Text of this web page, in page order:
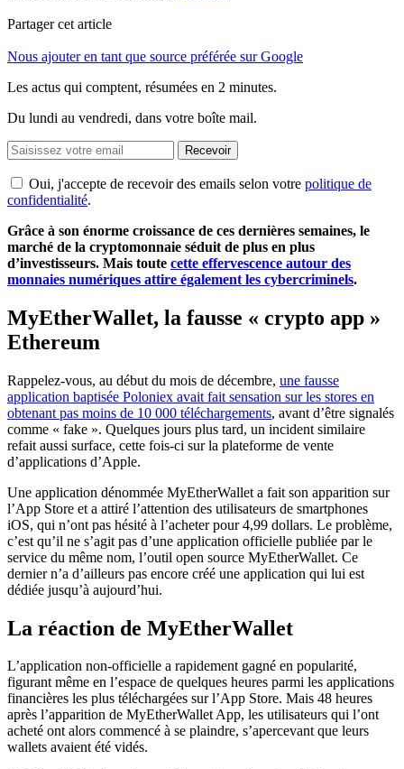
Partager cet article
Nous ajouter en tant que source préférée sur Google
Les actus qui comptent, résumées en 2 minutes.
Du lundi au vendredi, dans votre boîte mail.
Recevoir
Oui, j'accepte de recevoir des emails selon votre politique de
confidentialité.
Grâce à son énorme croissance de ces dernières semaines, le
marché de la cryptomonnaie séduit de plus en plus
d’investisseurs. Mais toute cette effervescence autour des
monnaies numériques attire également les cybercriminels.
MyEtherWallet, la fausse « crypto app »
Ethereum
Rappelez-vous, au début du mois de décembre, une fausse
application baptisée Poloniex avait fait sensation sur les stores en
obtenant pas moins de 10 000 téléchargements, avant d’être signalés
comme « fake ». Quelques jours plus tard, un incident similaire
refait aussi surface, cette fois-ci sur la plateforme de vente
d’applications d’Apple.
Une application dénommée MyEtherWallet a fait son apparition sur
l’App Store et a attiré l’attention des utilisateurs de smartphones
iOS, qui n’ont pas hésité à l’acheter pour 4,99 dollars. Le problème,
c’est qu’il ne s’agit pas d’une application officielle publiée par le
service du même nom, l’outil open source MyEtherWallet. Ce
dernier n’a d’ailleurs pas encore créé une application qui lui est
dédiée jusqu’à aujourd’hui.
La réaction de MyEtherWallet
L’application non-officielle a rapidement gagné en popularité,
figurant même en l’espace de quelques heures parmi les applications
financières les plus téléchargées sur l’App Store. Mais 48 heures
après l’apparition de MyEtherWallet App, les utilisateurs qui l’ont
acheté ont alors commencé à se plaindre, s’apercevant que leurs
wallets avaient été vidés.